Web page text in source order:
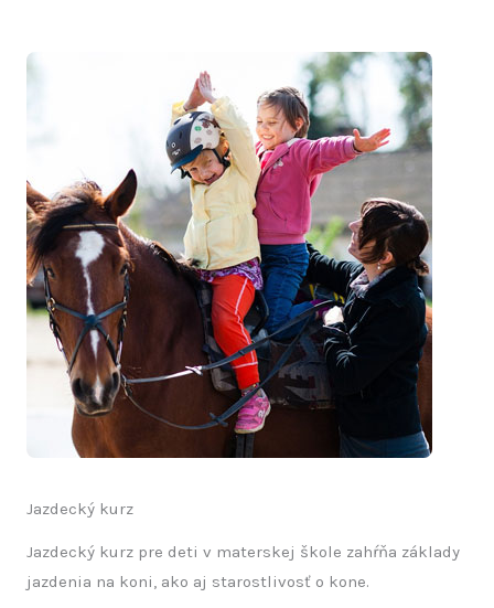
Jazdecký kurz
Jazdecký kurz pre deti v materskej škole zahŕňa základy
jazdenia na koni, ako aj starostlivosť o kone.